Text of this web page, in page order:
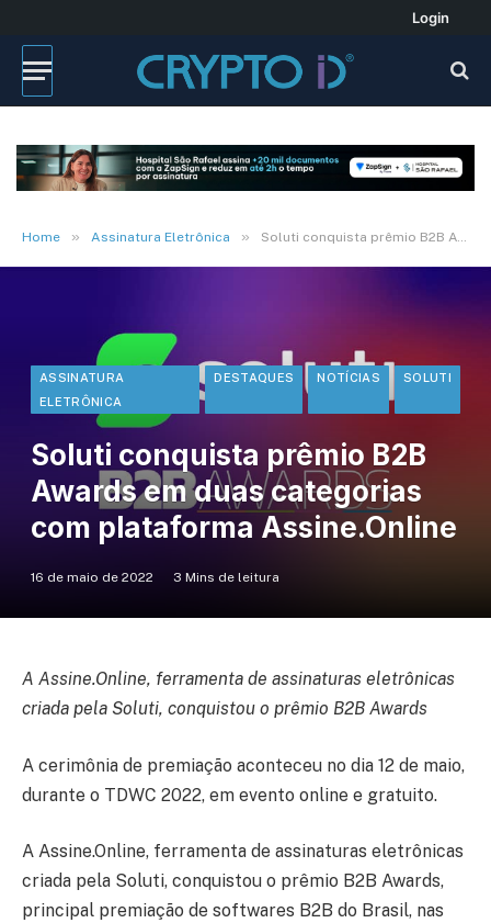
Login
Home » Assinatura Eletrônica » Soluti conquista prêmio B2B Awards em duas categorias com plataforma Assine.Online
ASSINATURA
ELETRÔNICA
DESTAQUES NOTÍCIAS SOLUTI
Soluti conquista prêmio B2B
Awards em duas categorias
com plataforma Assine.Online
16 de maio de 2022 3 Mins de leitura
A Assine.Online, ferramenta de assinaturas eletrônicas
criada pela Soluti, conquistou o prêmio B2B Awards
A cerimônia de premiação aconteceu no dia 12 de maio,
durante o TDWC 2022, em evento online e gratuito.
A Assine.Online, ferramenta de assinaturas eletrônicas
criada pela Soluti, conquistou o prêmio B2B Awards,
principal premiação de softwares B2B do Brasil, nas